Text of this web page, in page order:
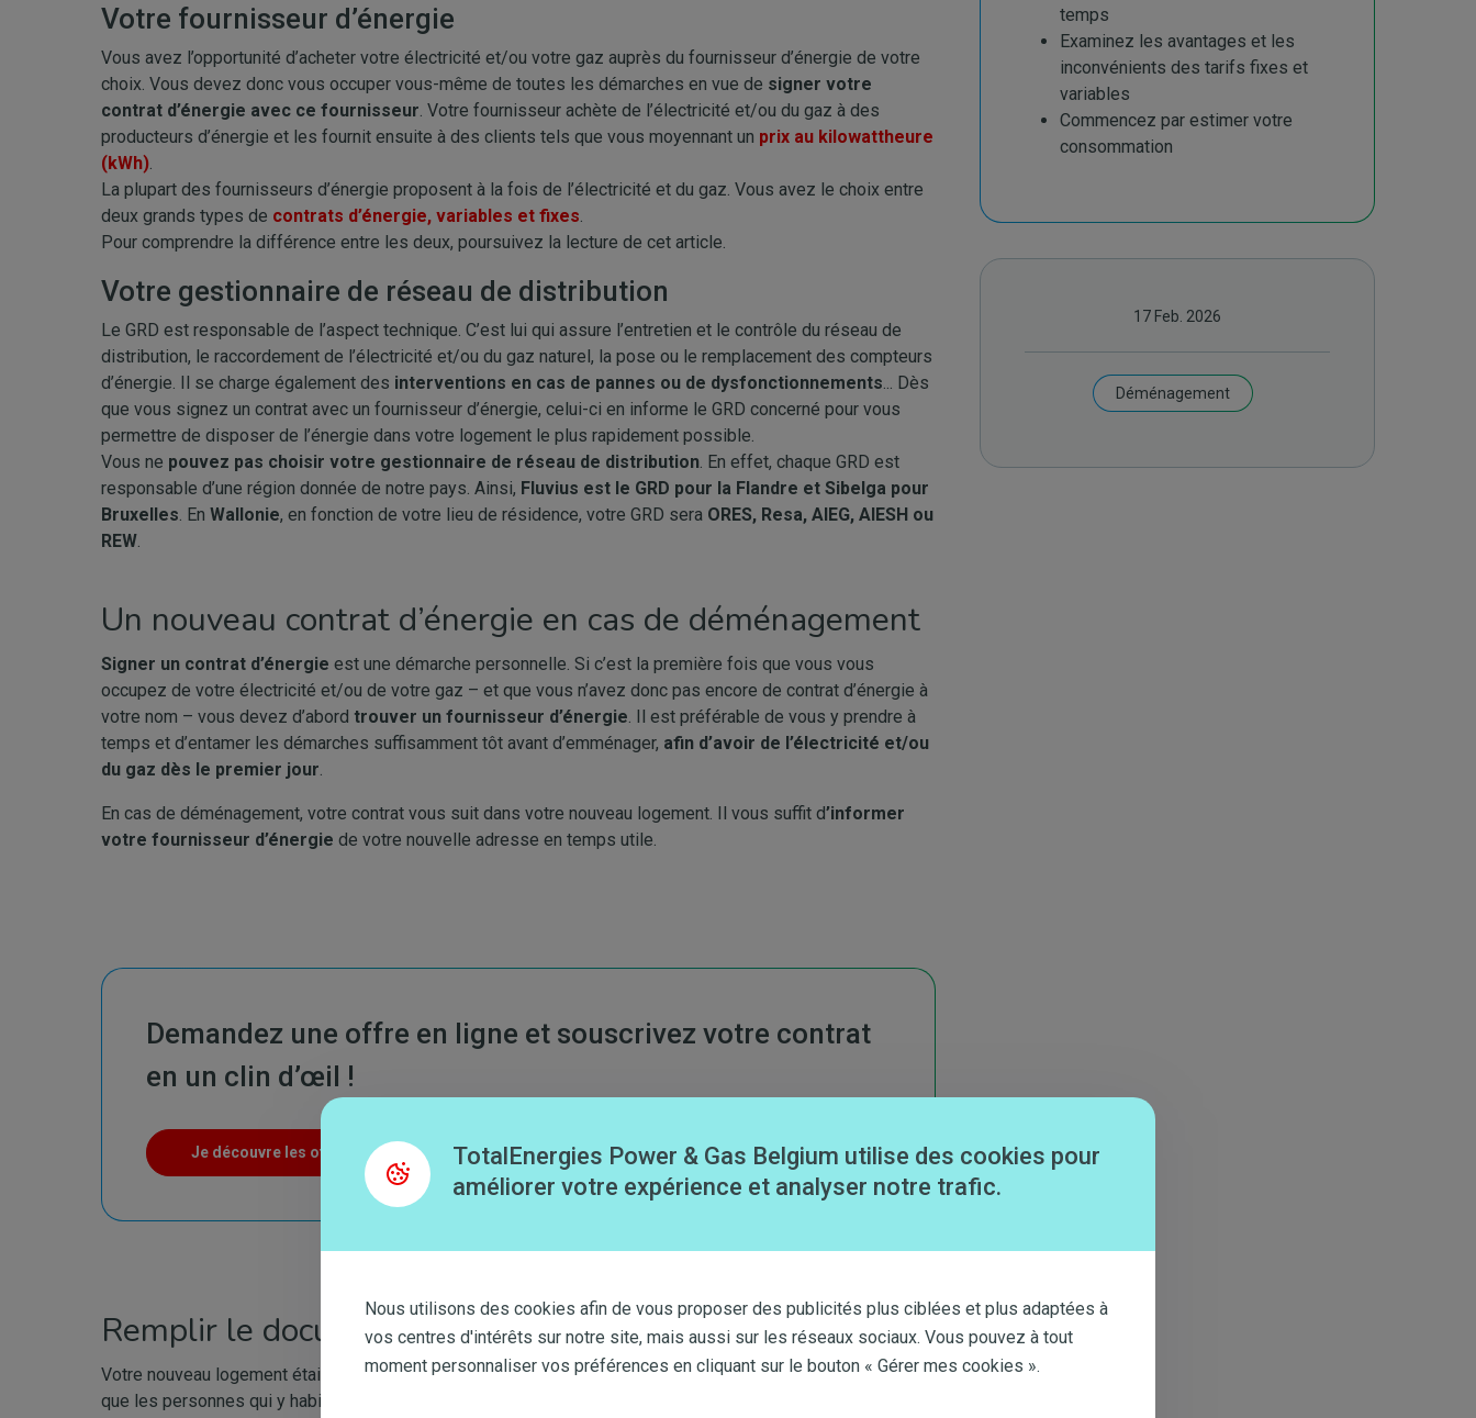
Votre fournisseur d’énergie
Vous avez l’opportunité d’acheter votre électricité et/ou votre gaz auprès du fournisseur d’énergie de votre
choix. Vous devez donc vous occuper vous-même de toutes les démarches en vue de signer votre
contrat d’énergie avec ce fournisseur. Votre fournisseur achète de l’électricité et/ou du gaz à des
producteurs d’énergie et les fournit ensuite à des clients tels que vous moyennant un prix au kilowattheure
(kWh).
La plupart des fournisseurs d’énergie proposent à la fois de l’électricité et du gaz. Vous avez le choix entre
deux grands types de contrats d’énergie, variables et fixes.
Pour comprendre la différence entre les deux, poursuivez la lecture de cet article.
Votre gestionnaire de réseau de distribution
Le GRD est responsable de l’aspect technique. C’est lui qui assure l’entretien et le contrôle du réseau de
distribution, le raccordement de l’électricité et/ou du gaz naturel, la pose ou le remplacement des compteurs
d’énergie. Il se charge également des interventions en cas de pannes ou de dysfonctionnements... Dès
que vous signez un contrat avec un fournisseur d’énergie, celui-ci en informe le GRD concerné pour vous
permettre de disposer de l’énergie dans votre logement le plus rapidement possible.
Vous ne pouvez pas choisir votre gestionnaire de réseau de distribution. En effet, chaque GRD est
responsable d’une région donnée de notre pays. Ainsi, Fluvius est le GRD pour la Flandre et Sibelga pour
Bruxelles. En Wallonie, en fonction de votre lieu de résidence, votre GRD sera ORES, Resa, AIEG, AIESH ou
REW.
Un nouveau contrat d’énergie en cas de déménagement
Signer un contrat d’énergie est une démarche personnelle. Si c’est la première fois que vous vous
occupez de votre électricité et/ou de votre gaz – et que vous n’avez donc pas encore de contrat d’énergie à
votre nom – vous devez d’abord trouver un fournisseur d’énergie. Il est préférable de vous y prendre à
temps et d’entamer les démarches suffisamment tôt avant d’emménager, afin d’avoir de l’électricité et/ou
du gaz dès le premier jour.
En cas de déménagement, votre contrat vous suit dans votre nouveau logement. Il vous suffit d’informer
votre fournisseur d’énergie de votre nouvelle adresse en temps utile.
Demandez une offre en ligne et souscrivez votre contrat
en un clin d’œil !
Je découvre les offres
Remplir le document de reprise des énergies
Votre nouveau logement était déjà occupé avant que vous vous y installiez ? Si tel est le cas, il est évident
que les personnes qui y habitaient disposaient déjà d’un contrat d’énergie. Lors de votre emménagement
temps
Examinez les avantages et les
inconvénients des tarifs fixes et
variables
Commencez par estimer votre
consommation
17 Feb. 2026
Déménagement
TotalEnergies Power & Gas Belgium utilise des cookies pour
améliorer votre expérience et analyser notre trafic.
Nous utilisons des cookies afin de vous proposer des publicités plus ciblées et plus adaptées à
vos centres d'intérêts sur notre site, mais aussi sur les réseaux sociaux. Vous pouvez à tout
moment personnaliser vos préférences en cliquant sur le bouton « Gérer mes cookies ».